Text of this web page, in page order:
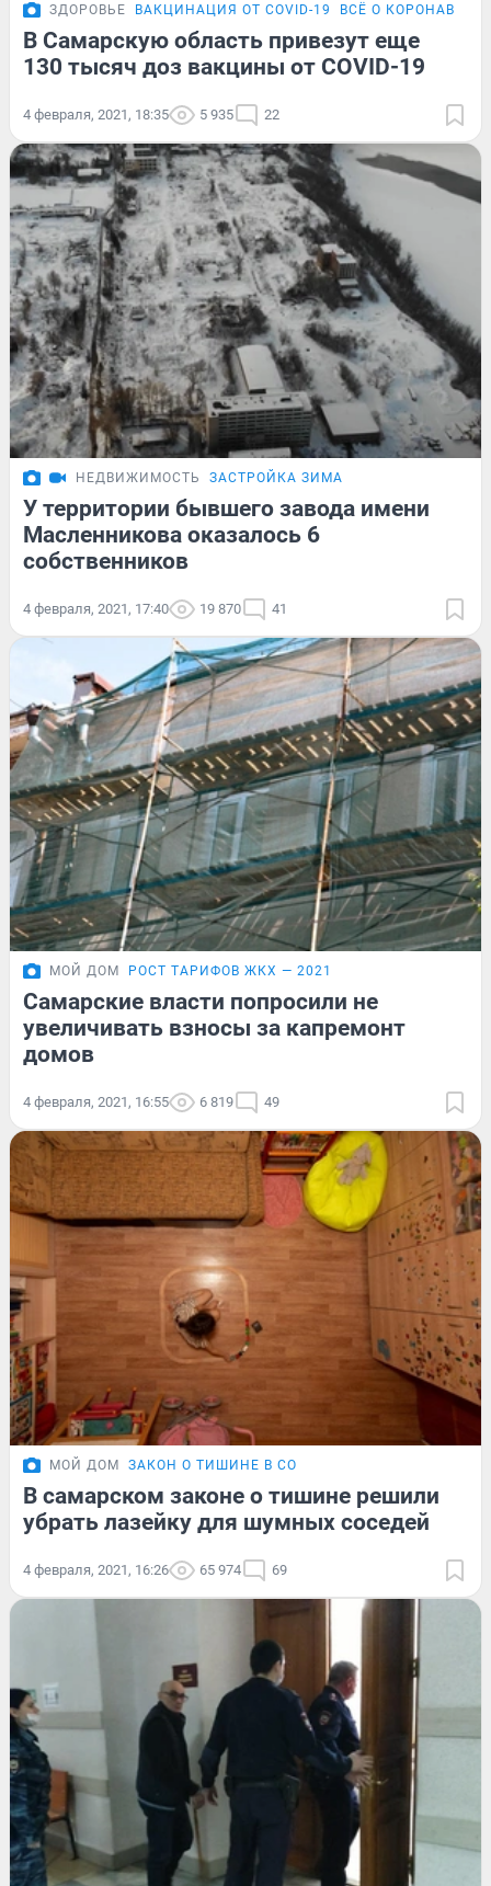
ЗДОРОВЬЕ ВАКЦИНАЦИЯ ОТ COVID-19 ВСЁ О
В Самарскую область привезут еще
130 тысяч доз вакцины от COVID-19
4 февраля, 2021, 18:35 5 935 22
НЕДВИЖИМОСТЬ ЗАСТРОЙКА ЗИМА
У территории бывшего завода имени
Масленникова оказалось 6
собственников
4 февраля, 2021, 17:40 19 870 41
МОЙ ДОМ РОСТ ТАРИФОВ ЖКХ — 2021
Самарские власти попросили не
увеличивать взносы за капремонт
домов
4 февраля, 2021, 16:55 6 819 49
МОЙ ДОМ ЗАКОН О ТИШИНЕ В СО
В самарском законе о тишине решили
убрать лазейку для шумных соседей
4 февраля, 2021, 16:26 65 974 69